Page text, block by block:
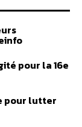
pour la 16e
pour lutter